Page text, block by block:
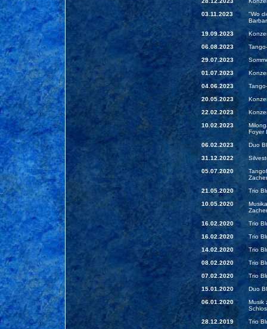
03.11.2023
"Wo
19.09.2023
06.08.2023
29.07.2023
01.07.2023
04.06.2023
20.05.2023
22.02.2023
10.02.2023
Foyer
06.02.2023
Duo
31.12.2022
05.07.2020
21.05.2020
Trio
10.05.2020
16.02.2020
Trio
16.02.2020
Trio
14.02.2020
Trio
08.02.2020
Trio
07.02.2020
Trio
15.01.2020
Duo
06.01.2020
Musik
28.12.2019
Trio